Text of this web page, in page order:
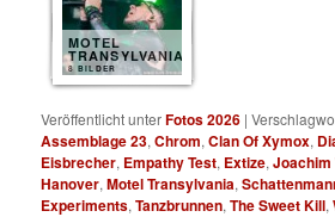
MOTEL
TRANSYLVANIA
8 BILDER
Veröffentlicht unterFotos 2026 |
Assemblage 23,Chrom,Clan Of Xymox,
Eisbrecher, Empathy Test, Extize,Joachim
Hanover,Motel Transylvania,
Experiments,Tanzbrunnen,The Sweet Kill,